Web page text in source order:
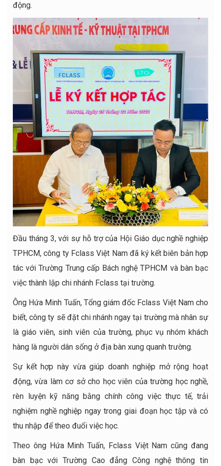
động.
Đầu tháng 3, với sự hỗ trợ của Hội Giáo dục nghề nghiệp
TPHCM, công ty Fclass Việt Nam đã ký kết biên bản hợp
tác với Trường Trung cấp Bách nghệ TPHCM và bàn bạc
việc thành lập chi nhánh Fclass tại trường.
Ông Hứa Minh Tuấn, Tổng giám đốc Fclass Việt Nam cho
biết, công ty sẽ đặt chi nhánh ngay tại trường mà nhân sự
là giáo viên, sinh viên của trường, phục vụ nhóm khách
hàng là người dân sống ở địa bàn xung quanh trường.
Sự kết hợp này vừa giúp doanh nghiệp mở rộng hoạt
động, vừa làm cơ sở cho học viên của trường học nghề,
rèn luyện kỹ năng bằng chính công việc thực tế, trải
nghiệm nghề nghiệp ngay trong giai đoạn học tập và có
thu nhập để theo đuổi việc học.
Theo ông Hứa Minh Tuấn, Fclass Việt Nam cũng đang
bàn bạc với Trường Cao đẳng Công nghệ thông tin